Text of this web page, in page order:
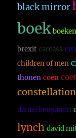
black mirror
boek boeken
brexit carcass
children of men
thonen coen
constellation
daniel benyamin
lynch david